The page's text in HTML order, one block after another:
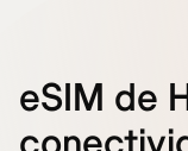
eSIM de